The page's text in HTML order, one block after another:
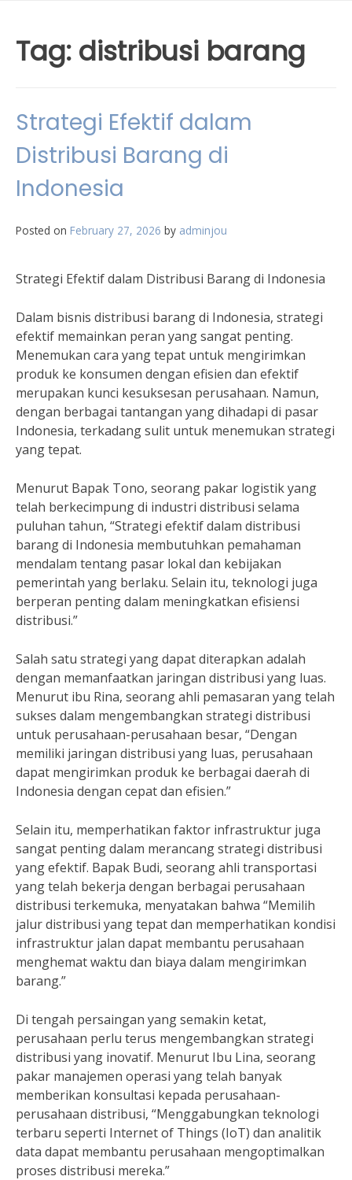
Tag: distribusi barang
Strategi Efektif dalam
Distribusi Barang di
Indonesia
Posted on February 27, 2026 by adminjou
Strategi Efektif dalam Distribusi Barang di Indonesia
Dalam bisnis distribusi barang di Indonesia, strategi
efektif memainkan peran yang sangat penting.
Menemukan cara yang tepat untuk mengirimkan
produk ke konsumen dengan efisien dan efektif
merupakan kunci kesuksesan perusahaan. Namun,
dengan berbagai tantangan yang dihadapi di pasar
Indonesia, terkadang sulit untuk menemukan strategi
yang tepat.
Menurut Bapak Tono, seorang pakar logistik yang
telah berkecimpung di industri distribusi selama
puluhan tahun, “Strategi efektif dalam distribusi
barang di Indonesia membutuhkan pemahaman
mendalam tentang pasar lokal dan kebijakan
pemerintah yang berlaku. Selain itu, teknologi juga
berperan penting dalam meningkatkan efisiensi
distribusi.”
Salah satu strategi yang dapat diterapkan adalah
dengan memanfaatkan jaringan distribusi yang luas.
Menurut ibu Rina, seorang ahli pemasaran yang telah
sukses dalam mengembangkan strategi distribusi
untuk perusahaan-perusahaan besar, “Dengan
memiliki jaringan distribusi yang luas, perusahaan
dapat mengirimkan produk ke berbagai daerah di
Indonesia dengan cepat dan efisien.”
Selain itu, memperhatikan faktor infrastruktur juga
sangat penting dalam merancang strategi distribusi
yang efektif. Bapak Budi, seorang ahli transportasi
yang telah bekerja dengan berbagai perusahaan
distribusi terkemuka, menyatakan bahwa “Memilih
jalur distribusi yang tepat dan memperhatikan kondisi
infrastruktur jalan dapat membantu perusahaan
menghemat waktu dan biaya dalam mengirimkan
barang.”
Di tengah persaingan yang semakin ketat,
perusahaan perlu terus mengembangkan strategi
distribusi yang inovatif. Menurut Ibu Lina, seorang
pakar manajemen operasi yang telah banyak
memberikan konsultasi kepada perusahaan-
perusahaan distribusi, “Menggabungkan teknologi
terbaru seperti Internet of Things (IoT) dan analitik
data dapat membantu perusahaan mengoptimalkan
proses distribusi mereka.”